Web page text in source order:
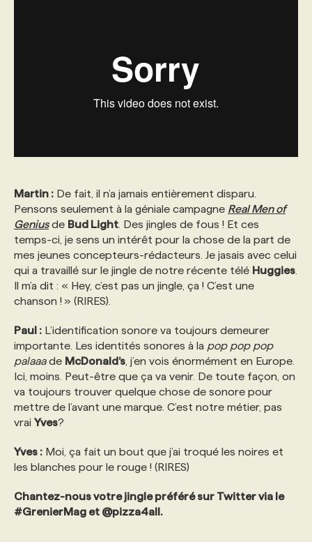
Martin : De fait, il n’a jamais entièrement disparu.
Pensons seulement à la géniale campagne Real Men of
Geniusde Bud Light . Des jingles de fous ! Et ces
temps-ci, je sens un intérêt pour la chose de la part de
mes jeunes concepteurs-rédacteurs. Je jasais avec celui
qui a travaillé sur le jingle de notre récente télé Huggies
Il m’a dit : « Hey, c’est pas un jingle, ça ! C’est une
chanson ! » (RIRES).
Paul : L’identification sonore va toujours demeurer
importante. Les identités sonores à la pop pop pop
palaaade McDonald’s , j’en vois énormément en Europe.
Ici, moins. Peut-être que ça va venir. De toute façon, on
va toujours trouver quelque chose de sonore pour
mettre de l’avant une marque. C’est notre métier, pas
vrai Yves?
Yves : Moi, ça fait un bout que j’ai troqué les noires et
les blanches pour le rouge ! (RIRES)
Chantez-nous votre jingle préféré sur Twitter via le
#GrenierMag et @pizza4all.